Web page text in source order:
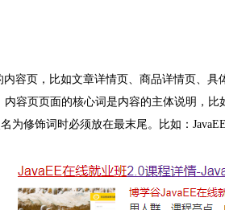
内容页，比如文章详情页、商品详情页、
内容页页面的核心词是内容的主体说明，
为修饰词时必须放在最末尾。比如：